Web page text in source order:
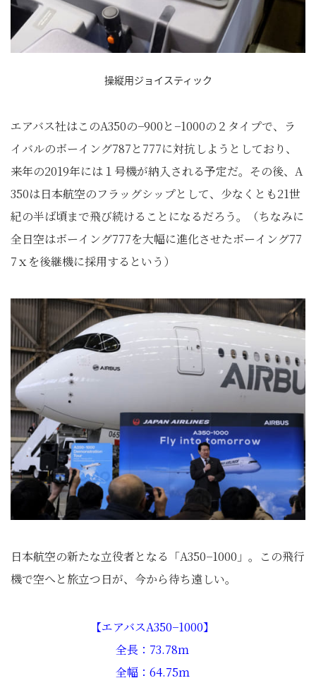
操縦用ジョイスティック
エアバス社はこのA350の−900と−1000の２タイプで、ラ
イバルのボーイング787と777に対抗しようとしており、
来年の2019年には１号機が納入される予定だ。その後、A
350は日本航空のフラッグシップとして、少なくとも21世
紀の半ば頃まで飛び続けることになるだろう。（ちなみに
全日空はボーイング777を大幅に進化させたボーイング77
7ｘを後継機に採用するという）
日本航空の新たな立役者となる「A350−1000」。この飛行
機で空へと旅立つ日が、今から待ち遠しい。
【エアバスA350−1000】
全長：73.78ｍ
全幅：64.75ｍ